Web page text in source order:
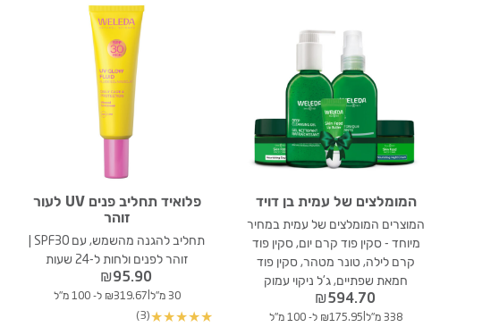
המומלצים של עמית בן דויד
המוצרים המומלצים של עמית במחיר
מיוחד - סקין פוד קרם יום, סקין פוד
קרם לילה, טונר מטהר, סקין פוד
חמאת שפתיים, ג'ל ניקוי עמוק
₪594.70
338 מ"ל | ₪175.95 ל- 100 מ"ל
פלואיד תחליב פנים UV לעור
זוהר
תחליב להגנה מהשמש, עם SPF30 |
זוהר לפנים ולחות ל-24 שעות
₪95.90
30 מ"ל ₪319.67 ל- 100 מ"ל
★
★
★
★
★
(3)